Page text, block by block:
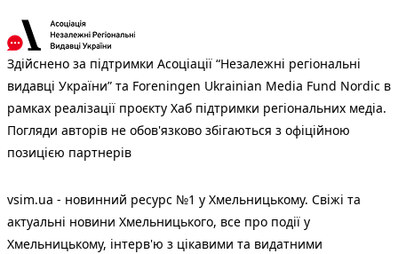
Здійснено за підтримки Асоціації “Незалежні регіональні
видавці України” та Foreningen Ukrainian Media Fund Nordic в
рамках реалізації проєкту Хаб підтримки регіональних медіа.
Погляди авторів не обов'язково збігаються з офіційною
позицією партнерів
vsim.ua - новинний ресурс №1 у Хмельницькому. Свіжі та
актуальні новини Хмельницького, все про події у
Хмельницькому, інтерв'ю з цікавими та видатними